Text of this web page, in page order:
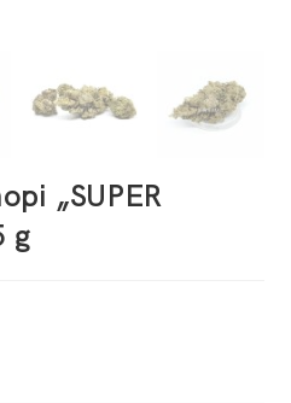
„SUPER
g